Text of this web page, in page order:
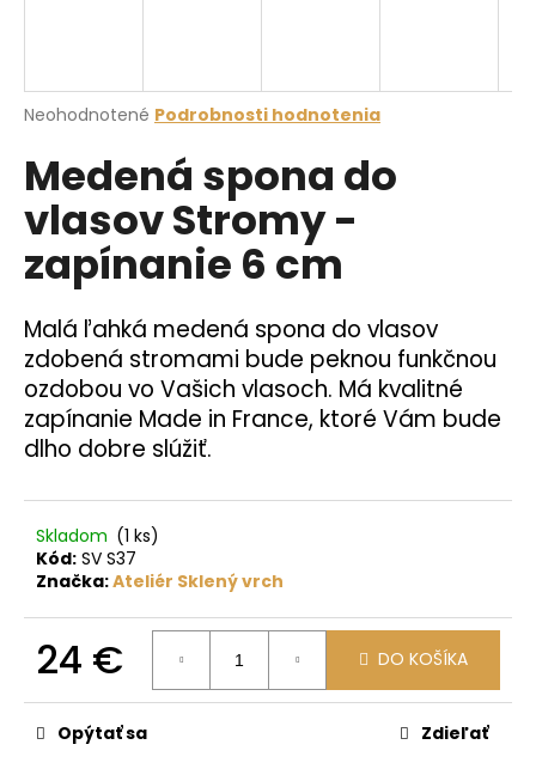
Priemerné
produktu
je
z
5
hviezdičiek.
Neohodnotené Podrobnosti hodnotenia
Medená spona do
vlasov Stromy -
zapínanie 6 cm
Malá ľahká medená spona do vlasov
zdobená stromami bude peknou funkčnou
ozdobou vo Vašich vlasoch. Má kvalitné
zapínanie Made in France, ktoré Vám bude
dlho dobre slúžiť.
Skladom (1 ks)
Kód: SV S37
Značka:Ateliér Sklený vrch
24 €
cena:
DO KOŠÍKA
Opýtať sa Zdieľať
s
ť
?
HĽADAŤ
O
d
p
o
č
a
m
e